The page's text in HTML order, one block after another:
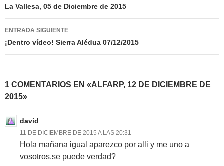
de
entradas
La Vallesa, 05 de Diciembre de 2015
ENTRADA SIGUIENTE
¡Dentro vídeo! Sierra Alédua 07/12/2015
1 COMENTARIOS EN «ALFARP, 12 DE DICIEMBRE DE
2015»
david
11 DE DICIEMBRE DE 2015 A LAS 20:31
Hola mañana igual aparezco por alli y me uno a
vosotros.se puede verdad?